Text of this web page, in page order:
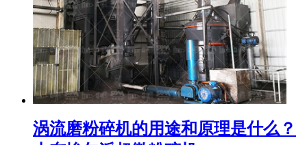
涡流磨粉碎机的用途和原理是什么？